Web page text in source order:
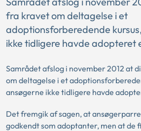
fra kravet om deltagelse i et
adoptionsforberedende
ikke tidligere havde adopteret
Samrådet afslog i november 2012 at
om deltagelse i et
ansøgerne ikke tidligere havde
Det fremgik af sagen, at
godkendt som adoptanter, men at de